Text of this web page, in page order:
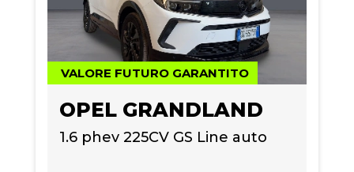
VALORE FUTURO GARANTITO
OPEL GRANDLAND
1.6 phev 225CV GS Line auto